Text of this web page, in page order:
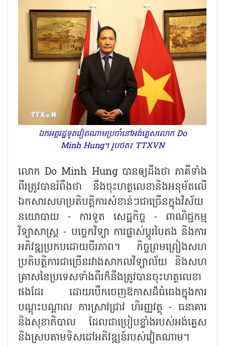
ឯកអគ្គរដ្ឋទូតវៀតណាមប្រចាំនៅអង់គ្លេសលោក Do
Minh Hung។ រូបថត៖ TTXVN
លោកDo Minh Hung បានឲ្យដឹងថា ភាគីទាំង
ពីរត្រូវបានរំពឹងថា នឹងចុះហត្ថលេខានិងអនុម័តលើ
ឯកសារសហប្រតិបត្តិការសំខាន់ៗជាច្រើនក្នុងវិស័យ
នយោបាយ - ការទូត សេដ្ឋកិច្ច - ពាណិជ្ជកម្ម
វិទ្យាសាស្ត្រ - បច្ចេកវិទ្យា ការផ្លាស់ប្តូរបៃតង និងការ
អភិវឌ្ឍប្រកបដោយចីរភាព។ កិច្ចព្រមព្រៀងសហ
ប្រតិបត្តិការជាច្រើនរវាងសាកលវិទ្យាល័យ និងសហ
គ្រាសនៃប្រទេសទាំងពីរក៏នឹងត្រូវបានចុះហត្ថលេខា
ផងដែរ ដោយបើកចេញឱកាសដ៏ធំធេងក្នុងការ
បណ្តុះបណ្តាល ការស្រាវជ្រាវ ហិរញ្ញវត្ថុ - ធនាគារ
និងសុខាភិបាល ដែលជាប្រៀបខ្លាំងរបស់អង់គ្លេស
និងស្របតាមទិសដៅអភិវឌ្ឍន៍របស់វៀតណាម។